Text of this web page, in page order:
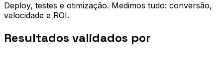
Deploy, testes e otimização. Medimos tudo: conversão,
velocidade e ROI.
Resultados validados por